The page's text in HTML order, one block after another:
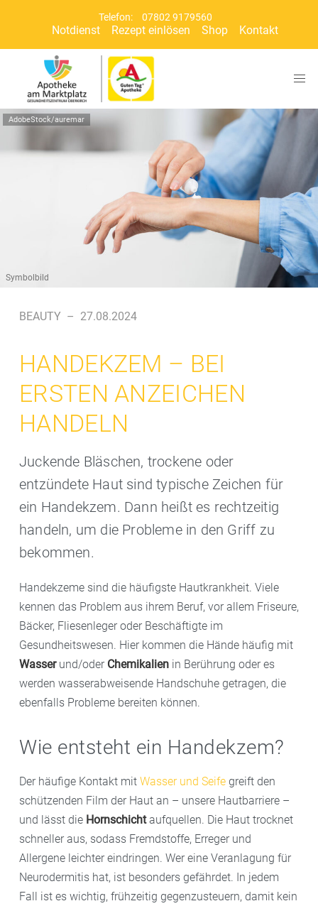
Telefon: 07802 9179560
Notdienst Rezept einlösen Shop Kontakt
AdobeStock/auremar
Symbolbild
BEAUTY – 27.08.2024
HANDEKZEM – BEI
ERSTEN ANZEICHEN
HANDELN
Juckende Bläschen, trockene oder
entzündete Haut sind typische Zeichen für
ein Handekzem. Dann heißt es rechtzeitig
handeln, um die Probleme in den Griff zu
bekommen.
Handekzeme sind die häufigste Hautkrankheit. Viele
kennen das Problem aus ihrem Beruf, vor allem Friseure,
Bäcker, Fliesenleger oder Beschäftigte im
Gesundheitswesen. Hier kommen die Hände häufig mit
Wasserund/oder Chemikalien in Berührung oder es
werden wasserabweisende Handschuhe getragen, die
ebenfalls Probleme bereiten können.
Wie entsteht ein Handekzem?
Der häufige Kontakt mit Wasser und Seife greift den
schützenden Film der Haut an – unsere Hautbarriere –
und lässt die Hornschichtaufquellen. Die Haut trocknet
schneller aus, sodass Fremdstoffe, Erreger und
Allergene leichter eindringen. Wer eine Veranlagung für
Neurodermitis hat, ist besonders gefährdet. In jedem
Fall ist es wichtig, frühzeitig gegenzusteuern, damit kein